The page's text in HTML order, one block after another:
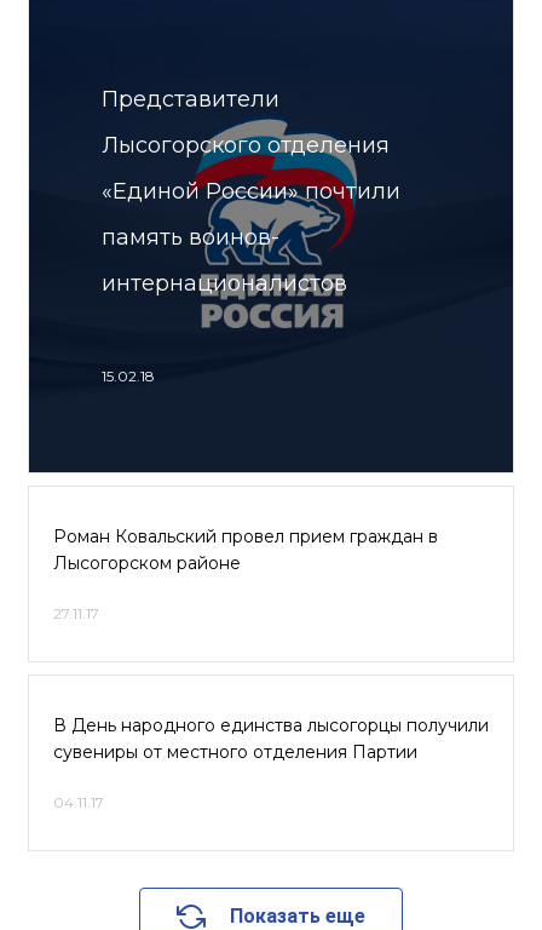
Представители
Лысогорского отделения
«Единой России» почтили
память воинов-
интернационалистов
15.02.18
Роман Ковальский провел прием граждан в
Лысогорском районе
27.11.17
В День народного единства лысогорцы получили
сувениры от местного отделения Партии
04.11.17
Показать еще